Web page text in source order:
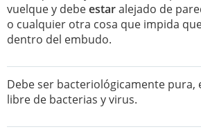
vuelque y debeestaralejado de
o cualquier otra cosa que impida
dentro del embudo.
Debe ser bacteriológicamente pura,
libre de bacterias y virus.